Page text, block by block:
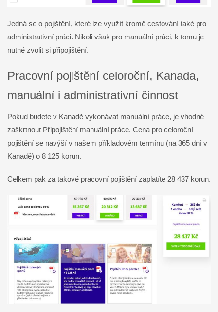
Jedná se o pojištění, které lze využít kromě cestování také pro
administrativní práci. Nikoli však pro manuální práci, k tomu je
nutné zvolit si připojištění.
Pracovní pojištění celoroční, Kanada,
manuální i administrativní činnost
Pokud budete v Kanadě vykonávat manuální práce, je vhodné
zaškrtnout Připojištění manuální práce. Cena pro celoroční
pojištění se navýší v našem příkladovém termínu (na 365 dní v
Kanadě) o 8 125 korun.
Celkem pak za takové pracovní pojištění zaplatíte 28 437 korun.